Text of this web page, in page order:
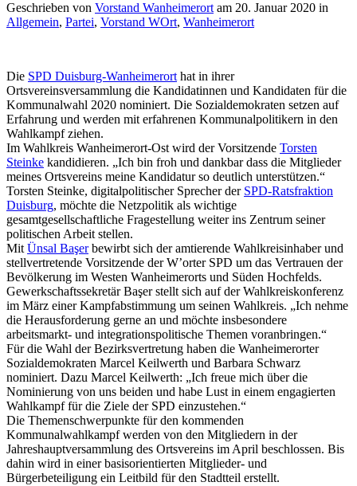
Geschrieben von Vorstand Wanheimerort am 20. Januar 2020 in
Allgemein, Partei, Vorstand WOrt, Wanheimerort
Die SPD Duisburg-Wanheimerort hat in ihrer
Ortsvereinsversammlung die Kandidatinnen und Kandidaten für die
Kommunalwahl 2020 nominiert. Die Sozialdemokraten setzen auf
Erfahrung und werden mit erfahrenen Kommunalpolitikern in den
Wahlkampf ziehen.
Im Wahlkreis Wanheimerort-Ost wird der Vorsitzende Torsten
Steinke kandidieren. „Ich bin froh und dankbar dass die Mitglieder
meines Ortsvereins meine Kandidatur so deutlich unterstützen.“
Torsten Steinke, digitalpolitischer Sprecher der SPD-Ratsfraktion
Duisburg, möchte die Netzpolitik als wichtige
gesamtgesellschaftliche Fragestellung weiter ins Zentrum seiner
politischen Arbeit stellen.
Mit Ünsal Başerbewirbt sich der amtierende Wahlkreisinhaber und
stellvertretende Vorsitzende der W’orter SPD um das Vertrauen der
Bevölkerung im Westen Wanheimerorts und Süden Hochfelds.
Gewerkschaftssekretär Başer stellt sich auf der Wahlkreiskonferenz
im März einer Kampfabstimmung um seinen Wahlkreis. „Ich nehme
die Herausforderung gerne an und möchte insbesondere
arbeitsmarkt- und integrationspolitische Themen voranbringen.“
Für die Wahl der Bezirksvertretung haben die Wanheimerorter
Sozialdemokraten Marcel Keilwerth und Barbara Schwarz
nominiert. Dazu Marcel Keilwerth: „Ich freue mich über die
Nominierung von uns beiden und habe Lust in einem engagierten
Wahlkampf für die Ziele der SPD einzustehen.“
Die Themenschwerpunkte für den kommenden
Kommunalwahlkampf werden von den Mitgliedern in der
Jahreshauptversammlung des Ortsvereins im April beschlossen. Bis
dahin wird in einer basisorientierten Mitglieder- und
Bürgerbeteiligung ein Leitbild für den Stadtteil erstellt.